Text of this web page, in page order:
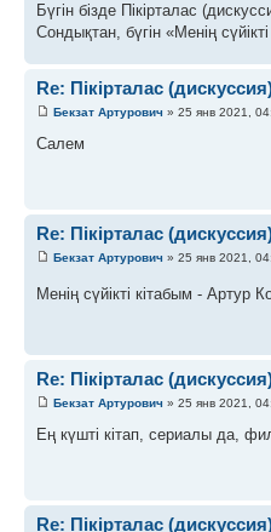
Бүгін бізде Пікірталас
Сондықтан, бүгін «Менің
Re: Пікірталас
Бекзат Артурович » 25 янв 2021,
Салем
Re: Пікірталас
Бекзат Артурович » 25 янв 2021,
Менің сүйікті кітабым -
Re: Пікірталас
Бекзат Артурович » 25 янв 2021,
Ең күшті кітап, сериалы да,
Re: Пікірталас